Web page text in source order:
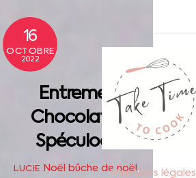
16
OCTOBRE
2022
Entremet
Chocolat &
Spéculoos
LUCIE Noël bûche de noël,
To
Top
Mentions légales